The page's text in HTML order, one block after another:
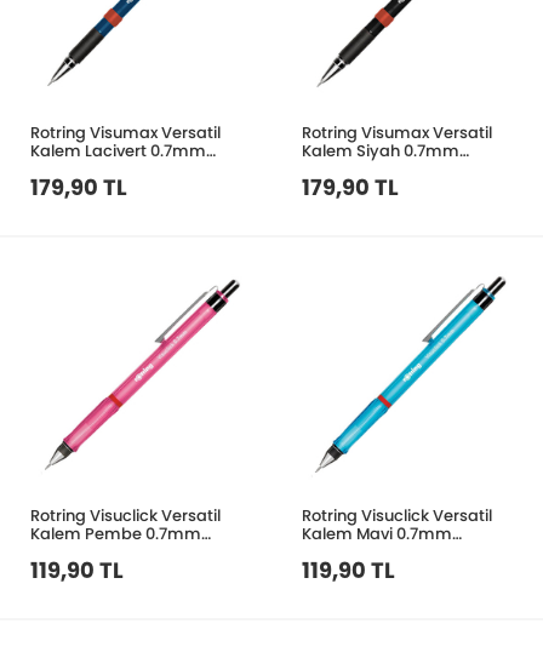
Rotring Visumax Versatil
Kalem Lacivert 0.7mm
179,90 TL
Rotring Visumax Versatil
Kalem Siyah 0.7mm
179,90 TL
Rotring Visuclick Versatil
Kalem Pembe 0.7mm
119,90 TL
Rotring Visuclick Versatil
Kalem Mavi 0.7mm
119,90 TL